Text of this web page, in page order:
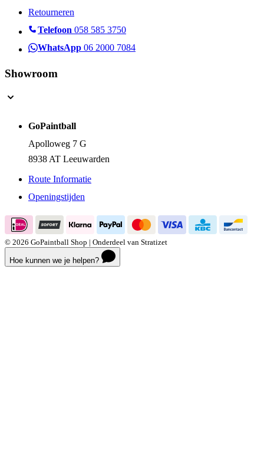
Retourneren
Telefoon 058 585 3750
WhatsApp 06 2000 7084
Showroom
GoPaintball
Apolloweg 7 G
8938 AT Leeuwarden
Route Informatie
Openingstijden
© 2026 GoPaintball Shop | Onderdeel van Stratizet
Hoe kunnen we je helpen?